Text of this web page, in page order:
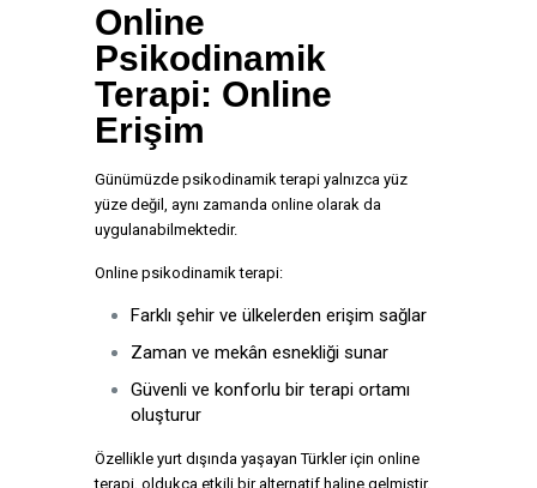
Online
Psikodinamik
Terapi: Online
Erişim
Günümüzde psikodinamik terapi yalnızca yüz
yüze değil, aynı zamanda online olarak da
uygulanabilmektedir.
Online psikodinamik terapi:
Farklı şehir ve ülkelerden erişim sağlar
Zaman ve mekân esnekliği sunar
Güvenli ve konforlu bir terapi ortamı
oluşturur
Özellikle yurt dışında yaşayan Türkler için online
terapi, oldukça etkili bir alternatif haline gelmiştir.